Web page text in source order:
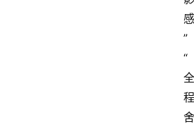
感
”
“
全
程
舍